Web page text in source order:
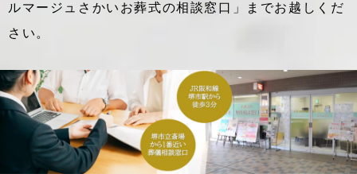
ルマージュさかいお葬式の相談窓口」までお越しくだ
さい。